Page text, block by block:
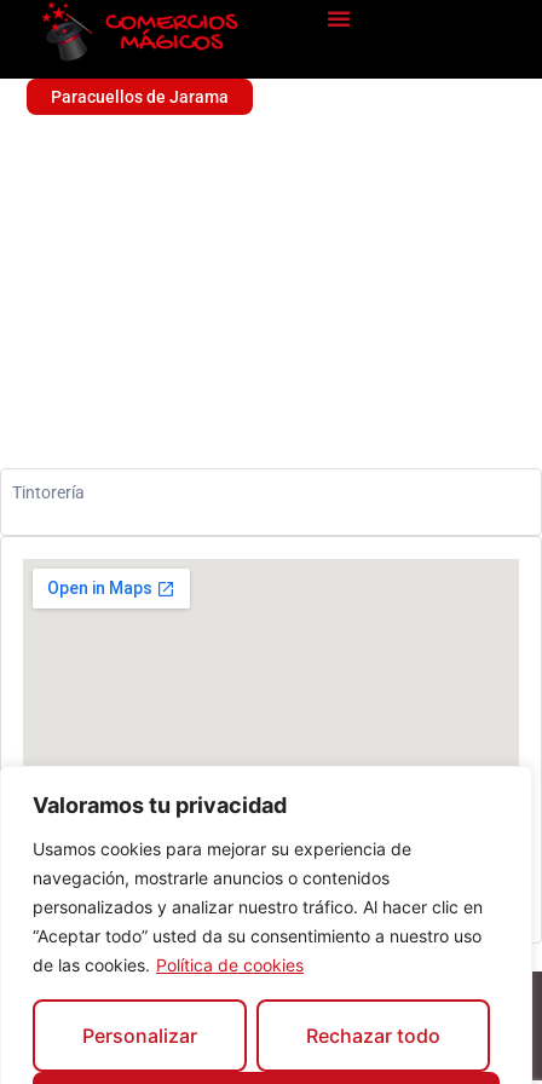
Valoramos tu privacidad
Usamos cookies para mejorar su experiencia de
navegación, mostrarle anuncios o contenidos
personalizados y analizar nuestro tráfico. Al hacer clic en
“Aceptar todo” usted da su consentimiento a nuestro uso
de las cookies. Política de cookies
Personalizar Rechazar todo
Paracuellos de Jarama
Tintorería